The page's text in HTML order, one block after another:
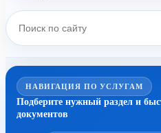
НАВИГАЦИЯ ПО УСЛУГАМ
Подберите нужный раздел и
документов